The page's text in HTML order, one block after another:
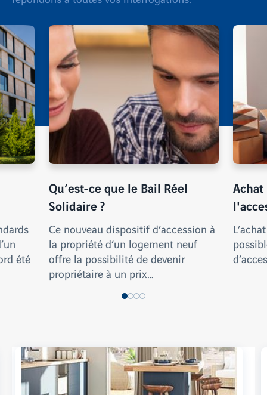
été
Qu’est-ce que le Bail Réel
Solidaire ?
Ce nouveau dispositif d’accession à
la propriété d’un logement neuf
offre la possibilité de devenir
propriétaire à un prix…